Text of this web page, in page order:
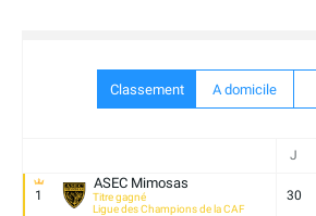
Classement A domicile
J
1
ASEC Mimosas
Titre gagné
Ligue des Champions de la CAF
30